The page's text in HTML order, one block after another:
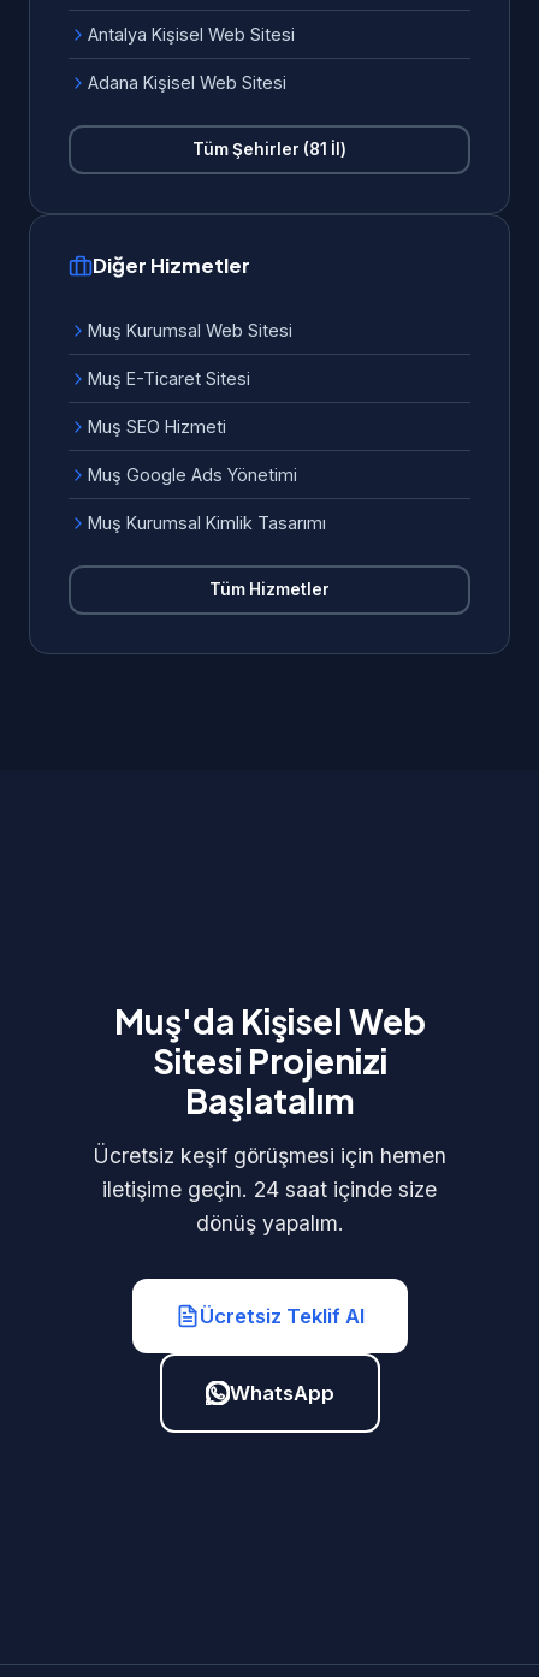
Antalya Kişisel Web Sitesi
Adana Kişisel Web Sitesi
Tüm Şehirler (81 İl)
Diğer Hizmetler
Muş Kurumsal Web Sitesi
Muş E-Ticaret Sitesi
Muş SEO Hizmeti
Muş Google Ads Yönetimi
Muş Kurumsal Kimlik Tasarımı
Tüm Hizmetler
Muş'da Kişisel Web
Sitesi Projenizi
Başlatalım
Ücretsiz keşif görüşmesi için hemen
iletişime geçin. 24 saat içinde size
dönüş yapalım.
Ücretsiz Teklif Al
WhatsApp